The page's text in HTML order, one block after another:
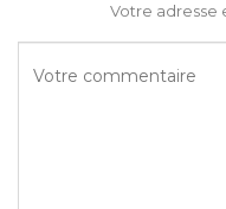
Votre adresse